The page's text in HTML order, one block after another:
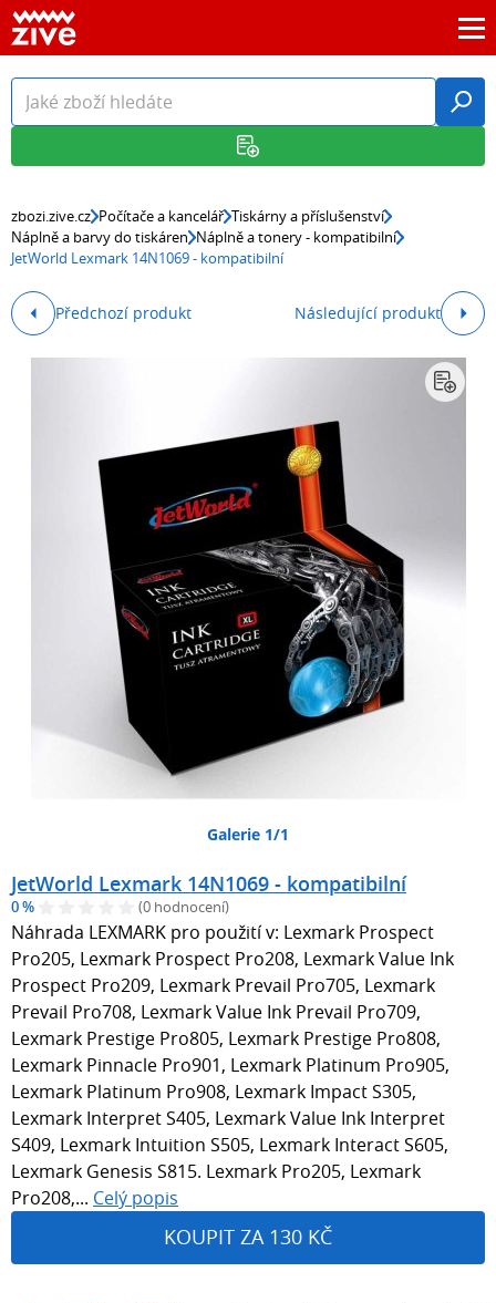
zbozi.zive.cz Počítače a kancelář Tiskárny a příslušenství
Náplně a barvy do tiskáren Náplně a tonery - kompatibilní
JetWorld Lexmark 14N1069 - kompatibilní
Předchozí produkt Následující produkt
Galerie 1/1
JetWorld Lexmark 14N1069 - kompatibilní
0 % (0 hodnocení)
Náhrada LEXMARK pro použití v: Lexmark Prospect
Pro205, Lexmark Prospect Pro208, Lexmark Value Ink
Prospect Pro209, Lexmark Prevail Pro705, Lexmark
Prevail Pro708, Lexmark Value Ink Prevail Pro709,
Lexmark Prestige Pro805, Lexmark Prestige Pro808,
Lexmark Pinnacle Pro901, Lexmark Platinum Pro905,
Lexmark Platinum Pro908, Lexmark Impact S305,
Lexmark Interpret S405, Lexmark Value Ink Interpret
S409, Lexmark Intuition S505, Lexmark Interact S605,
Lexmark Genesis S815. Lexmark Pro205, Lexmark
Pro208,... Celý popis
KOUPIT ZA 130 KČ